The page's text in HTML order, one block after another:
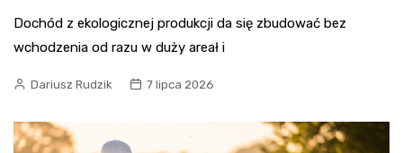
Dochód z ekologicznej produkcji da się zbudować bez
wchodzenia od razu w duży areał i
Dariusz Rudzik 7 lipca 2026